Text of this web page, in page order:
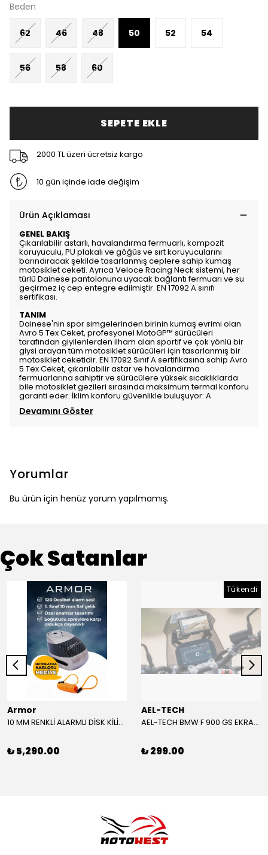
Beden
62 46 48 50 52 54
56 58 60
SEPETE EKLE
2000 TL üzeri ücretsiz kargo
10 gün içinde iade değişim
Ürün Açıklaması
GENEL BAKIŞ
Çıkarılabilir astarlı, havalandırma fermuarlı, kompozit
koruyuculu, PU plakalı ve göğüs ve sırt koruyucularını
barındıracak şekilde tasarlanmış ceplere sahip kumaş
motosiklet ceketi. Ayrıca Veloce Racing Neck sistemi, her
türlü Dainese pantolonuna uyacak bağlantı fermuarı ve su
geçirmez iç cep entegre edilmiştir. EN 17092 A sınıfı
sertifikası.
TANIM
Dainese'nin spor simgelerinden birinin kumaş evrimi olan
Avro 5 Tex Ceket, profesyonel MotoGP™ sürücüleri
tarafından giyilenlerden ilham alan sportif ve çok yönlü bir
giysi arayan tüm motosiklet sürücüleri için tasarlanmış bir
motosiklet ceketidir. EN 17092 Sınıf A sertifikasına sahip Avro
5 Tex Ceket, çıkarılabilir astar ve havalandırma
fermuarlarına sahiptir ve sürücülere yüksek sıcaklıklarda
bile motosiklet gezileri sırasında maksimum termal konforu
garanti eder. İklim konforu güvenlikle buluşuyor: A
Devamını Göster
Yorumlar
Bu ürün için henüz yorum yapılmamış.
Çok Satanlar
Armor
10 MM RENKLİ ALARMLI DİSK KİLİDİ YENİ VERSİYON
₺ 5,290.00
Tükendi
AEL-TECH
AEL-TECH BMW F 900 GS EKRAN/GÖSTERGE KORUYUCU 2024-2025
₺ 299.00